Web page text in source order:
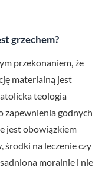
grzechem?
przekonaniem, że
materialną jest
teologia
zapewnienia godnych
jest obowiązkiem
środki na leczenie czy
moralnie i nie